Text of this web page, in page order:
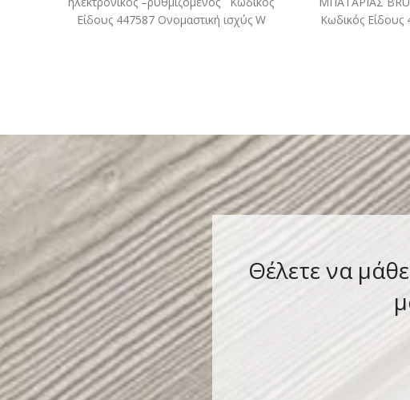
Είδους 447587 Ονομαστική ισχύς W
Κωδικός Είδους
Θέλετε να